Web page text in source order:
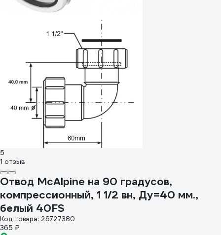
5
1 отзыв
Отвод McAlpine на 90 градусов,
компрессионный, 1 1/2 вн, Ду=40 мм.,
белый 40FS
Код товара: 26727380
365 ₽